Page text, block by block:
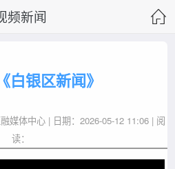
频新闻
白银区新闻》
媒体中心 | 日期：2026-05-12 11:06 | 阅
读：